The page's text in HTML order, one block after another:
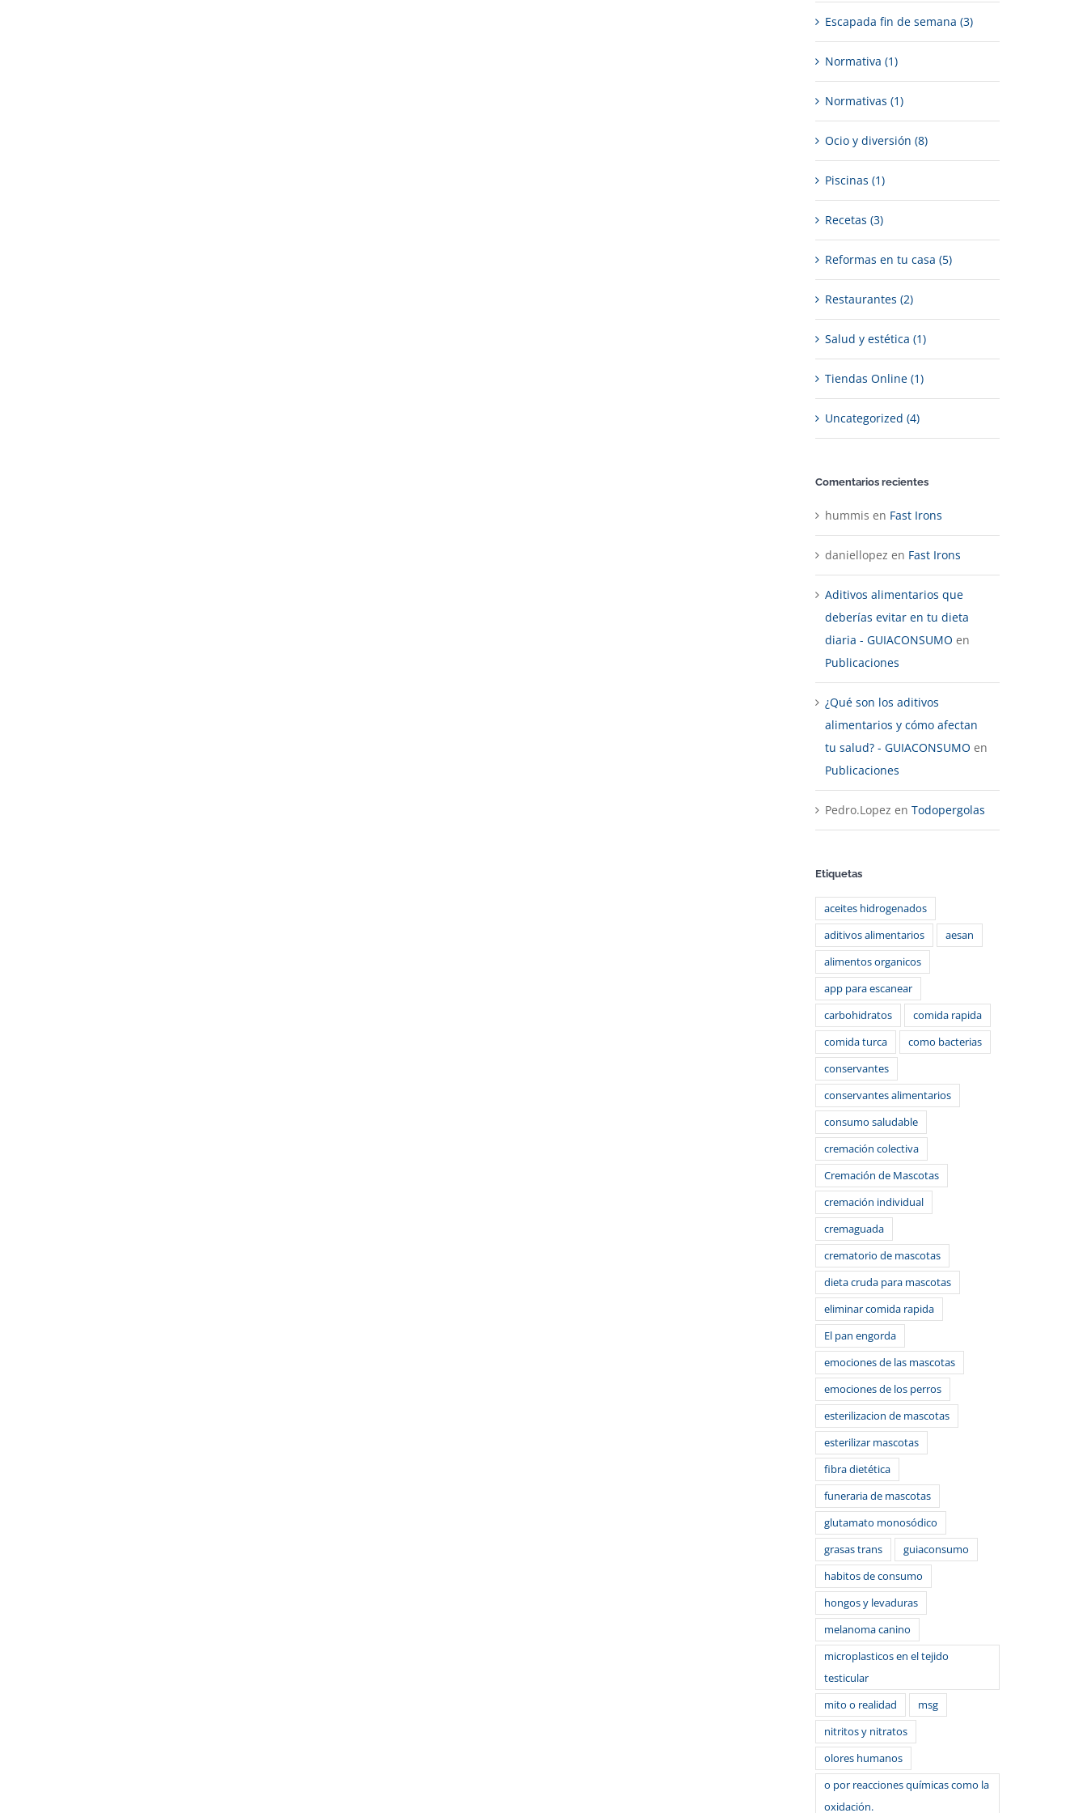
Escapada fin de semana (3)
Normativa (1)
Normativas (1)
Ocio y diversión (8)
Piscinas (1)
Recetas (3)
Reformas en tu casa (5)
Restaurantes (2)
Salud y estética (1)
Tiendas Online (1)
Uncategorized (4)
Comentarios recientes
hummis en Fast Irons
daniellopez en Fast Irons
Aditivos alimentarios que
deberías evitar en tu dieta
diaria - GUIACONSUMO en
Publicaciones
¿Qué son los aditivos
alimentarios y cómo afectan
tu salud? - GUIACONSUMO en
Publicaciones
Pedro.Lopez en Todopergolas
Etiquetas
aceites hidrogenados
aditivos alimentarios
aesan
alimentos organicos
app para escanear
carbohidratos
comida rapida
comida turca
como bacterias
conservantes
conservantes alimentarios
consumo saludable
cremación colectiva
Cremación de Mascotas
cremación individual
cremaguada
crematorio de mascotas
dieta cruda para mascotas
eliminar comida rapida
El pan engorda
emociones de las mascotas
emociones de los perros
esterilizacion de mascotas
esterilizar mascotas
fibra dietética
funeraria de mascotas
glutamato monosódico
grasas trans
guiaconsumo
habitos de consumo
hongos y levaduras
melanoma canino
microplasticos en el tejido
testicular
mito o realidad
msg
nitritos y nitratos
olores humanos
o por reacciones químicas como la
oxidación.